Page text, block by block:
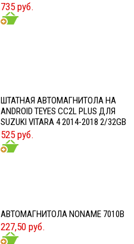
735 руб.
ШТАТНАЯ АВТОМАГНИТОЛА НА
ANDROID TEYES CC2L PLUS ДЛЯ
SUZUKI VITARA 4 2014-2018 2/32GB
525 руб.
АВТОМАГНИТОЛА NONAME 7010B
227,50 руб.